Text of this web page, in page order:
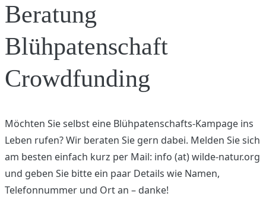
Beratung
Blühpatenschaft
Crowdfunding
Möchten Sie selbst eine Blühpatenschafts-Kampage ins
Leben rufen? Wir beraten Sie gern dabei. Melden Sie sich
am besten einfach kurz per Mail: info (at) wilde-natur.org
und geben Sie bitte ein paar Details wie Namen,
Telefonnummer und Ort an – danke!